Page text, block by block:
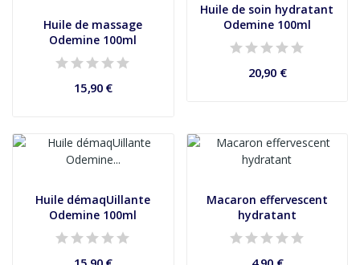
Huile de massage
Odemine 100ml
15,90 €
Huile de soin hydratant
Odemine 100ml
20,90 €
Huile démaqUillante
Odemine 100ml
Macaron effervescent
hydratant